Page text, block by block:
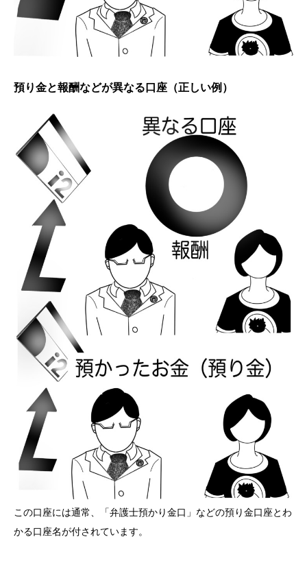
預り金と報酬などが異なる口座（正しい例）
この口座には通常、「弁護士預かり金口」などの預り金口座とわ
かる口座名が付されています。